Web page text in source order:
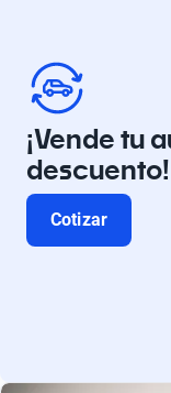
¡Vende tu
descuento!
Cotizar